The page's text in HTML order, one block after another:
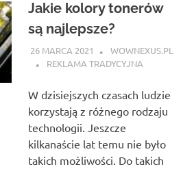
Jakie kolory tonerów
są najlepsze?
26 MARCA 2021
WOWNEXUS.PL
REKLAMA TRADYCYJNA
W dzisiejszych czasach ludzie
korzystają z różnego rodzaju
technologii. Jeszcze
kilkanaście lat temu nie było
takich możliwości. Do takich